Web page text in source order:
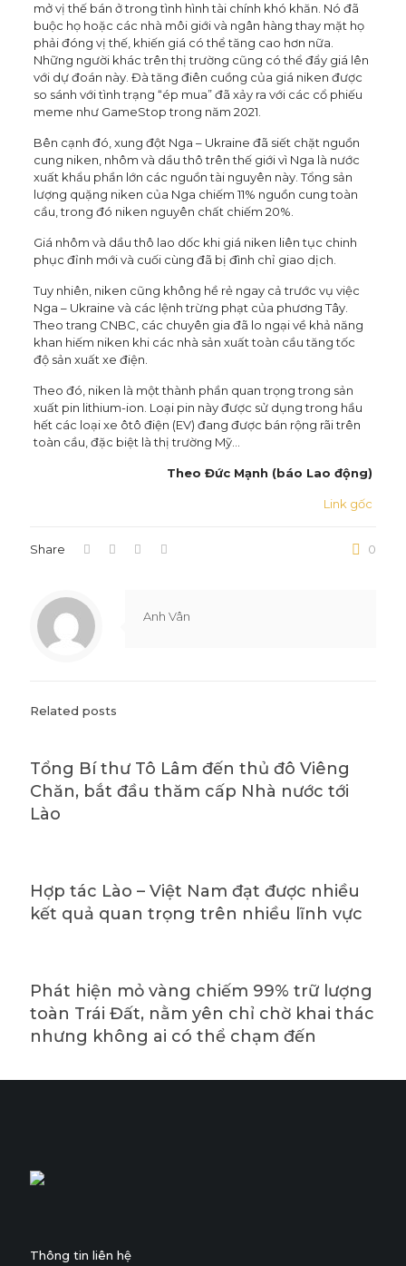
mở vị thế bán ở trong tình hình tài chính khó khăn. Nó đã
buộc họ hoặc các nhà môi giới và ngân hàng thay mặt họ
phải đóng vị thế, khiến giá có thể tăng cao hơn nữa.
Những người khác trên thị trường cũng có thể đẩy giá lên
với dự đoán này. Đà tăng điên cuồng của giá niken được
so sánh với tình trạng “ép mua” đã xảy ra với các cổ phiếu
meme như GameStop trong năm 2021.
Bên cạnh đó, xung đột Nga – Ukraine đã siết chặt nguồn
cung niken, nhôm và dầu thô trên thế giới vì Nga là nước
xuất khẩu phần lớn các nguồn tài nguyên này. Tổng sản
lượng quặng niken của Nga chiếm 11% nguồn cung toàn
cầu, trong đó niken nguyên chất chiếm 20%.
Giá nhôm và dầu thô lao dốc khi giá niken liên tục chinh
phục đỉnh mới và cuối cùng đã bị đình chỉ giao dịch.
Tuy nhiên, niken cũng không hề rẻ ngay cả trước vụ việc
Nga – Ukraine và các lệnh trừng phạt của phương Tây.
Theo trang CNBC, các chuyên gia đã lo ngại về khả năng
khan hiếm niken khi các nhà sản xuất toàn cầu tăng tốc
độ sản xuất xe điện.
Theo đó, niken là một thành phần quan trọng trong sản
xuất pin lithium-ion. Loại pin này được sử dụng trong hầu
hết các loại xe ôtô điện (EV) đang được bán rộng rãi trên
toàn cầu, đặc biệt là thị trường Mỹ…
Theo Đức Mạnh (báo Lao động)
Link gốc
Share 0
Anh Vân
Related posts
Tổng Bí thư Tô Lâm đến thủ đô Viêng
Chăn, bắt đầu thăm cấp Nhà nước tới
Lào
Hợp tác Lào – Việt Nam đạt được nhiều
kết quả quan trọng trên nhiều lĩnh vực
Phát hiện mỏ vàng chiếm 99% trữ lượng
toàn Trái Đất, nằm yên chỉ chờ khai thác
nhưng không ai có thể chạm đến
Thông tin liên hệ